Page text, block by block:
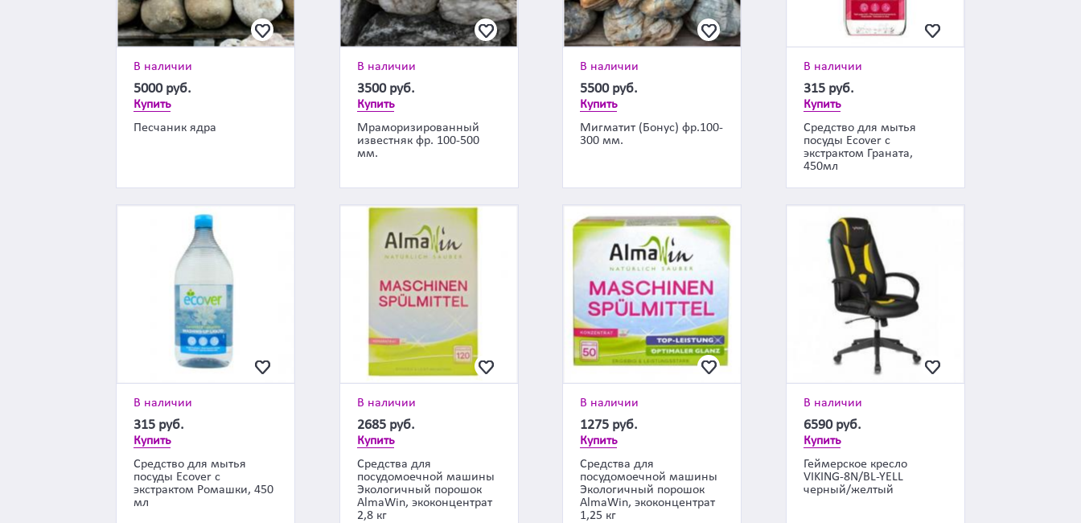
В наличии
5000 руб.
Купить
Песчаник ядра
В наличии
3500 руб.
Купить
Мраморизированный
известняк фр. 100-500
мм.
В наличии
5500 руб.
Купить
Мигматит (Бонус) фр.100-
300 мм.
В наличии
315 руб.
Купить
Средство для мытья
посуды Ecover с
экстрактом Граната,
450мл
В наличии
315 руб.
Купить
Средство для мытья
посуды Ecover с
экстрактом Ромашки, 450
мл
В наличии
2685 руб.
Купить
Средства для
посудомоечной машины
Экологичный порошок
AlmaWin, экоконцентрат
2,8 кг
В наличии
1275 руб.
Купить
Средства для
посудомоечной машины
Экологичный порошок
AlmaWin, экоконцентрат
1,25 кг
В наличии
6590 руб.
Купить
Геймерское кресло
VIKING-8N/BL-YELL
черный/желтый